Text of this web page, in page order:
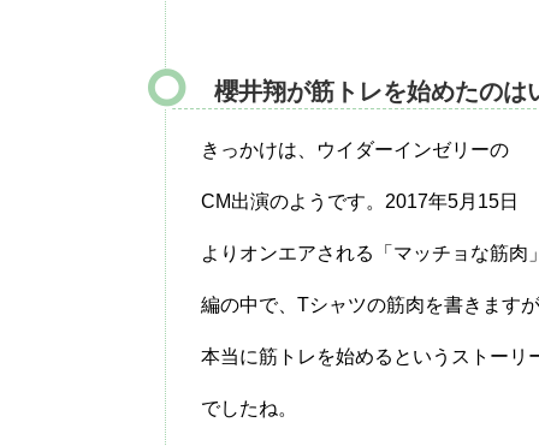
櫻井翔が筋トレを始めたのは
きっかけは、ウイダーインゼリーの
CM出演のようです。2017年5月15日
よりオンエアされる「マッチョな筋肉
編の中で、Tシャツの筋肉を書きます
本当に筋トレを始めるというストーリ
でしたね。